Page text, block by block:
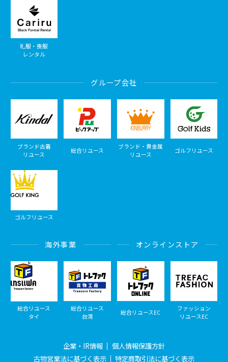
礼服・喪服
レンタル
グループ会社
ブランド古着
リユース
総合リユース
ブランド・貴金属
リユース
ゴルフリユース
ゴルフリユース
海外事業
総合リユース
タイ
総合リユース
台湾
オンラインストア
総合リユースEC
ファッション
リユースEC
企業・IR情報
個人情報保護方針
古物営業法に基づく表示
特定商取引法に基づく表示